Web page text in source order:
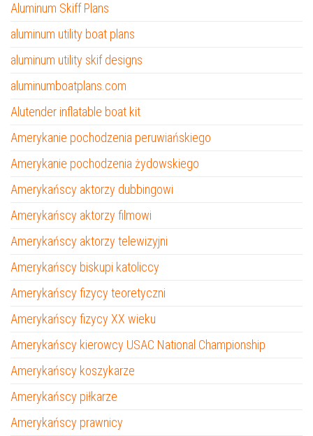
Aluminum Skiff Plans
aluminum utility boat plans
aluminum utility skif designs
aluminumboatplans.com
Alutender inflatable boat kit
Amerykanie pochodzenia peruwiańskiego
Amerykanie pochodzenia żydowskiego
Amerykańscy aktorzy dubbingowi
Amerykańscy aktorzy filmowi
Amerykańscy aktorzy telewizyjni
Amerykańscy biskupi katoliccy
Amerykańscy fizycy teoretyczni
Amerykańscy fizycy XX wieku
Amerykańscy kierowcy USAC National Championship
Amerykańscy koszykarze
Amerykańscy piłkarze
Amerykańscy prawnicy